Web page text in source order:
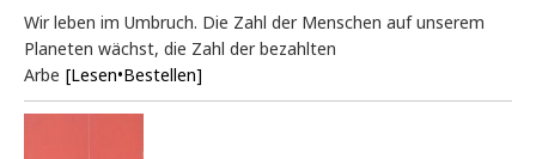
Wir leben im Umbruch. Die Zahl der Menschen auf unserem
Planeten wächst, die Zahl der bezahlten
Arbe [Lesen•Bestellen]